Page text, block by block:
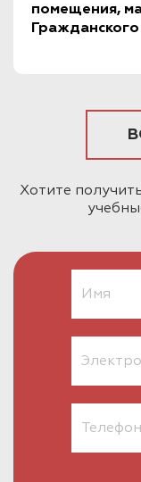
помещения,
Хотите